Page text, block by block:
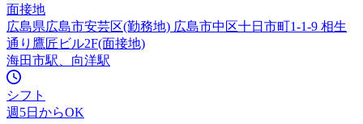
面接地
広島県広島市安芸区(勤務地) 広島市中区十日市町1-1-9 相生
通り鷹匠ビル2F(面接地)
海田市駅、向洋駅
シフト
週5日からOK